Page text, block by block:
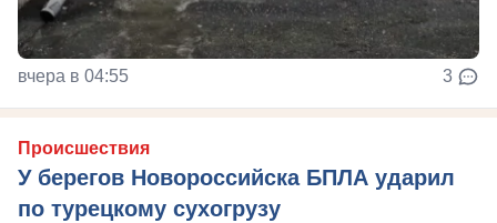
вчера в 04:55 3
Происшествия
У берегов Новороссийска БПЛА ударил
по турецкому сухогрузу